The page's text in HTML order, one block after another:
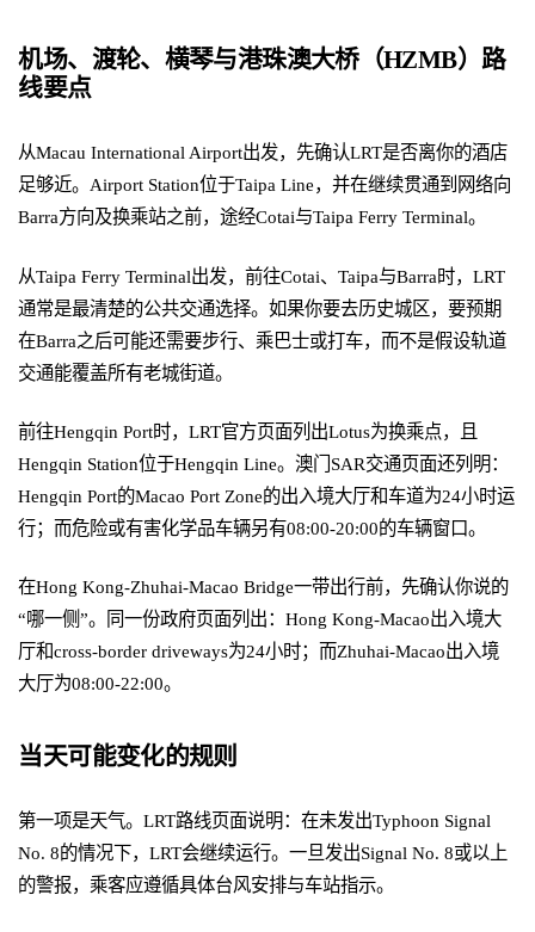
机场、渡轮、横琴与港珠澳大桥（HZMB）路
线要点
从Macau International Airport出发，先确认LRT是否离你的酒店
足够近。Airport Station位于Taipa Line，并在继续贯通到网络向
Barra方向及换乘站之前，途经Cotai与Taipa Ferry Terminal。
从Taipa Ferry Terminal出发，前往Cotai、Taipa与Barra时，LRT
通常是最清楚的公共交通选择。如果你要去历史城区，要预期
在Barra之后可能还需要步行、乘巴士或打车，而不是假设轨道
交通能覆盖所有老城街道。
前往Hengqin Port时，LRT官方页面列出Lotus为换乘点，且
Hengqin Station位于Hengqin Line。澳门SAR交通页面还列明：
Hengqin Port的Macao Port Zone的出入境大厅和车道为24小时运
行；而危险或有害化学品车辆另有08:00-20:00的车辆窗口。
在Hong Kong-Zhuhai-Macao Bridge一带出行前，先确认你说的
“哪一侧”。同一份政府页面列出：Hong Kong-Macao出入境大
厅和cross-border driveways为24小时；而Zhuhai-Macao出入境
大厅为08:00-22:00。
当天可能变化的规则
第一项是天气。LRT路线页面说明：在未发出Typhoon Signal
No. 8的情况下，LRT会继续运行。一旦发出Signal No. 8或以上
的警报，乘客应遵循具体台风安排与车站指示。